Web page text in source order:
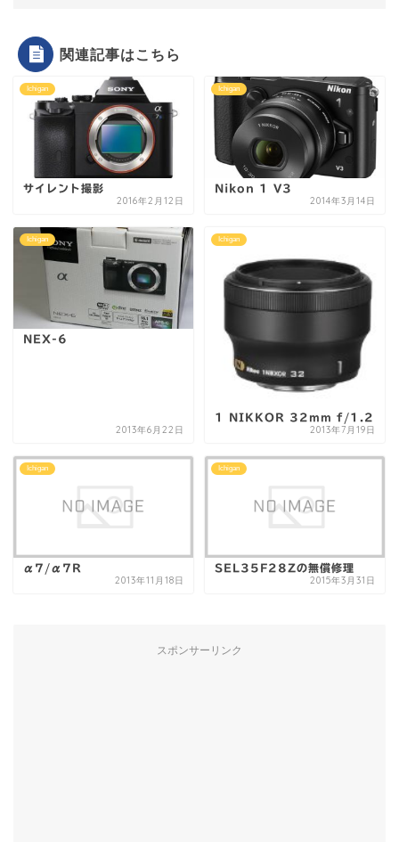
関連記事はこちら
Ichigan
サイレント撮影
2016年2月12日
Ichigan
Nikon 1 V3
2014年3月14日
Ichigan
NEX-6
2013年6月22日
Ichigan
1 NIKKOR 32mm f/1.2
2013年7月19日
Ichigan
α7/α7R
2013年11月18日
Ichigan
SEL35F28Zの無償修理
2015年3月31日
スポンサーリンク